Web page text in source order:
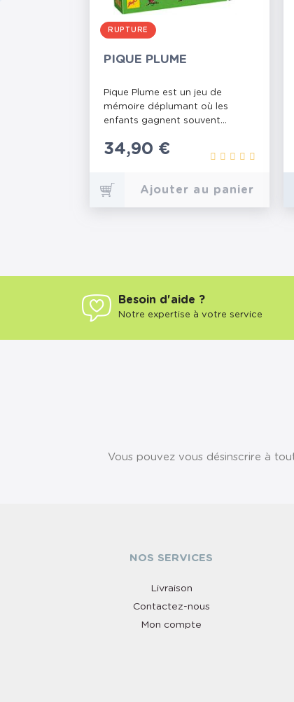
RUPTURE
PIQUE PLUME
Pique Plume est un jeu de
mémoire déplumant où les
enfants gagnent souvent...
Prix
34,90 €
Ajouter au panier
Besoin d'aide ?
Notre expertise à votre service
Vous pouvez vous désinscrire à
NOS SERVICES
Livraison
Contactez-nous
Mon compte